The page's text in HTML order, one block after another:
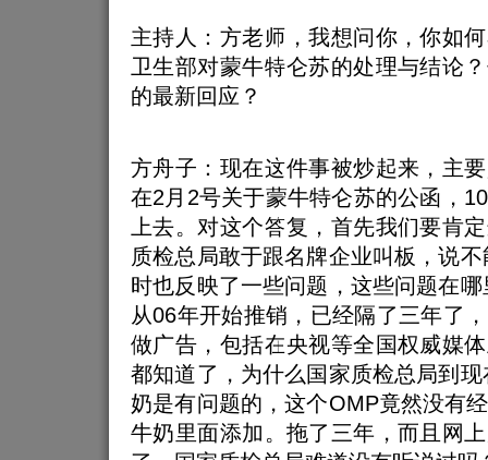
主持人：方老师，我想问你，你如
卫生部对蒙牛特仑苏的处理与结论
的最新回应？
方舟子：现在这件事被炒起来，主
在2月2号关于蒙牛特仑苏的公函，
上去。对这个答复，首先我们要肯
质检总局敢于跟名牌企业叫板，说
时也反映了一些问题，这些问题在
从06年开始推销，已经隔了三年了
做广告，包括在央视等全国权威媒
都知道了，为什么国家质检总局到
奶是有问题的，这个OMP竟然没有
牛奶里面添加。拖了三年，而且网